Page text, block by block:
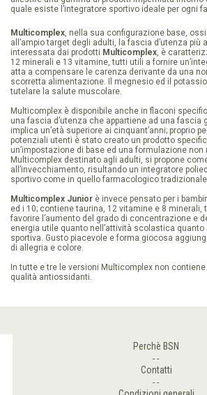
BSN
PREMI
POWER
POINTS
BSN
TV
BSN
quale esiste l’integratore sportivo ideale per ogni
Multicomplex, nella sua configurazione base,
all’ampio target degli adulti, la fascia d’utenza più
interessata dai prodotti Multicomplex, è
12 minerali e 13 vitamine, tutti utili a fornire
atta a compensare le carenza derivante da una
scorretta alimentazione. Il megnesio ed il
tutelare la salute muscolare.
Multicomplex è disponibile anche in flaconi
una fascia d’utenza che appartiene ad una fascia
implica un’età superiore ai cinquant’anni; proprio
potenziali utenti è stato creato un prodotto
un’impostazione di base ed una formulazione non
Multicomplex destinato agli adulti, si propone
all’invecchiamento, risultando un integratore
sportivo come in quello farmacologico
Multicomplex Junior è invece pensato per i
ed i 10; contiene taurina, 12 vitamine e 8 minerali,
favorire l’aumento del grado di concentrazione e
energia utile quanto nell’attività scolastica
sportiva. Gusto piacevole e forma giocosa
di allegria e colore.
In tutte e tre le versioni Multicomplex non
qualità antiossidanti.
Perchè BSN
Contatti